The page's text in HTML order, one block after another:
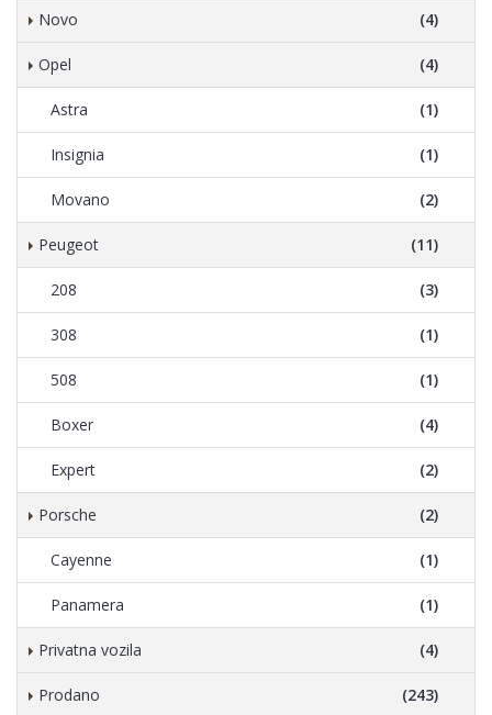
Novo (4)
Opel (4)
Astra (1)
Insignia (1)
Movano (2)
Peugeot (11)
208 (3)
308 (1)
508 (1)
Boxer (4)
Expert (2)
Porsche (2)
Cayenne (1)
Panamera (1)
Privatna vozila (4)
Prodano (243)